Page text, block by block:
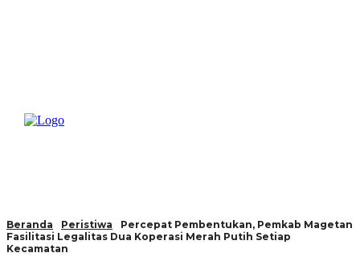
Beranda Peristiwa
Percepat Pembentukan, Pemkab Magetan
Fasilitasi Legalitas Dua Koperasi Merah Putih Setiap
Kecamatan